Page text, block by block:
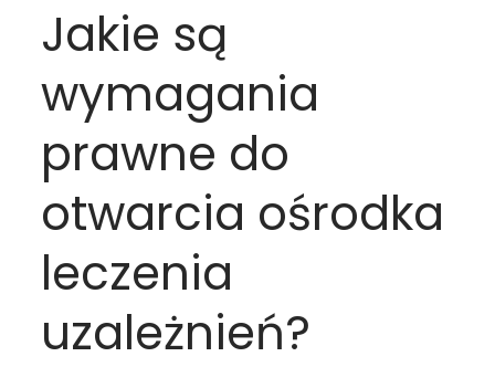
Jakie są
wymagania
prawne do
otwarcia ośrodka
leczenia
uzależnień?